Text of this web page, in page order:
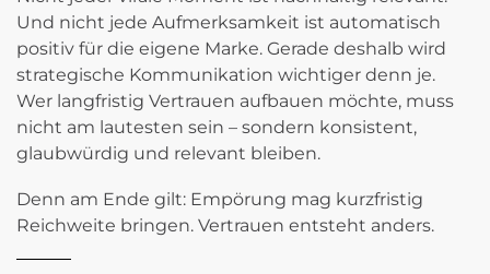
Und nicht jede Aufmerksamkeit ist automatisch
positiv für die eigene Marke. Gerade deshalb wird
strategische Kommunikation wichtiger denn je.
Wer langfristig Vertrauen aufbauen möchte, muss
nicht am lautesten sein – sondern konsistent,
glaubwürdig und relevant bleiben.
Denn am Ende gilt: Empörung mag kurzfristig
Reichweite bringen. Vertrauen entsteht anders.